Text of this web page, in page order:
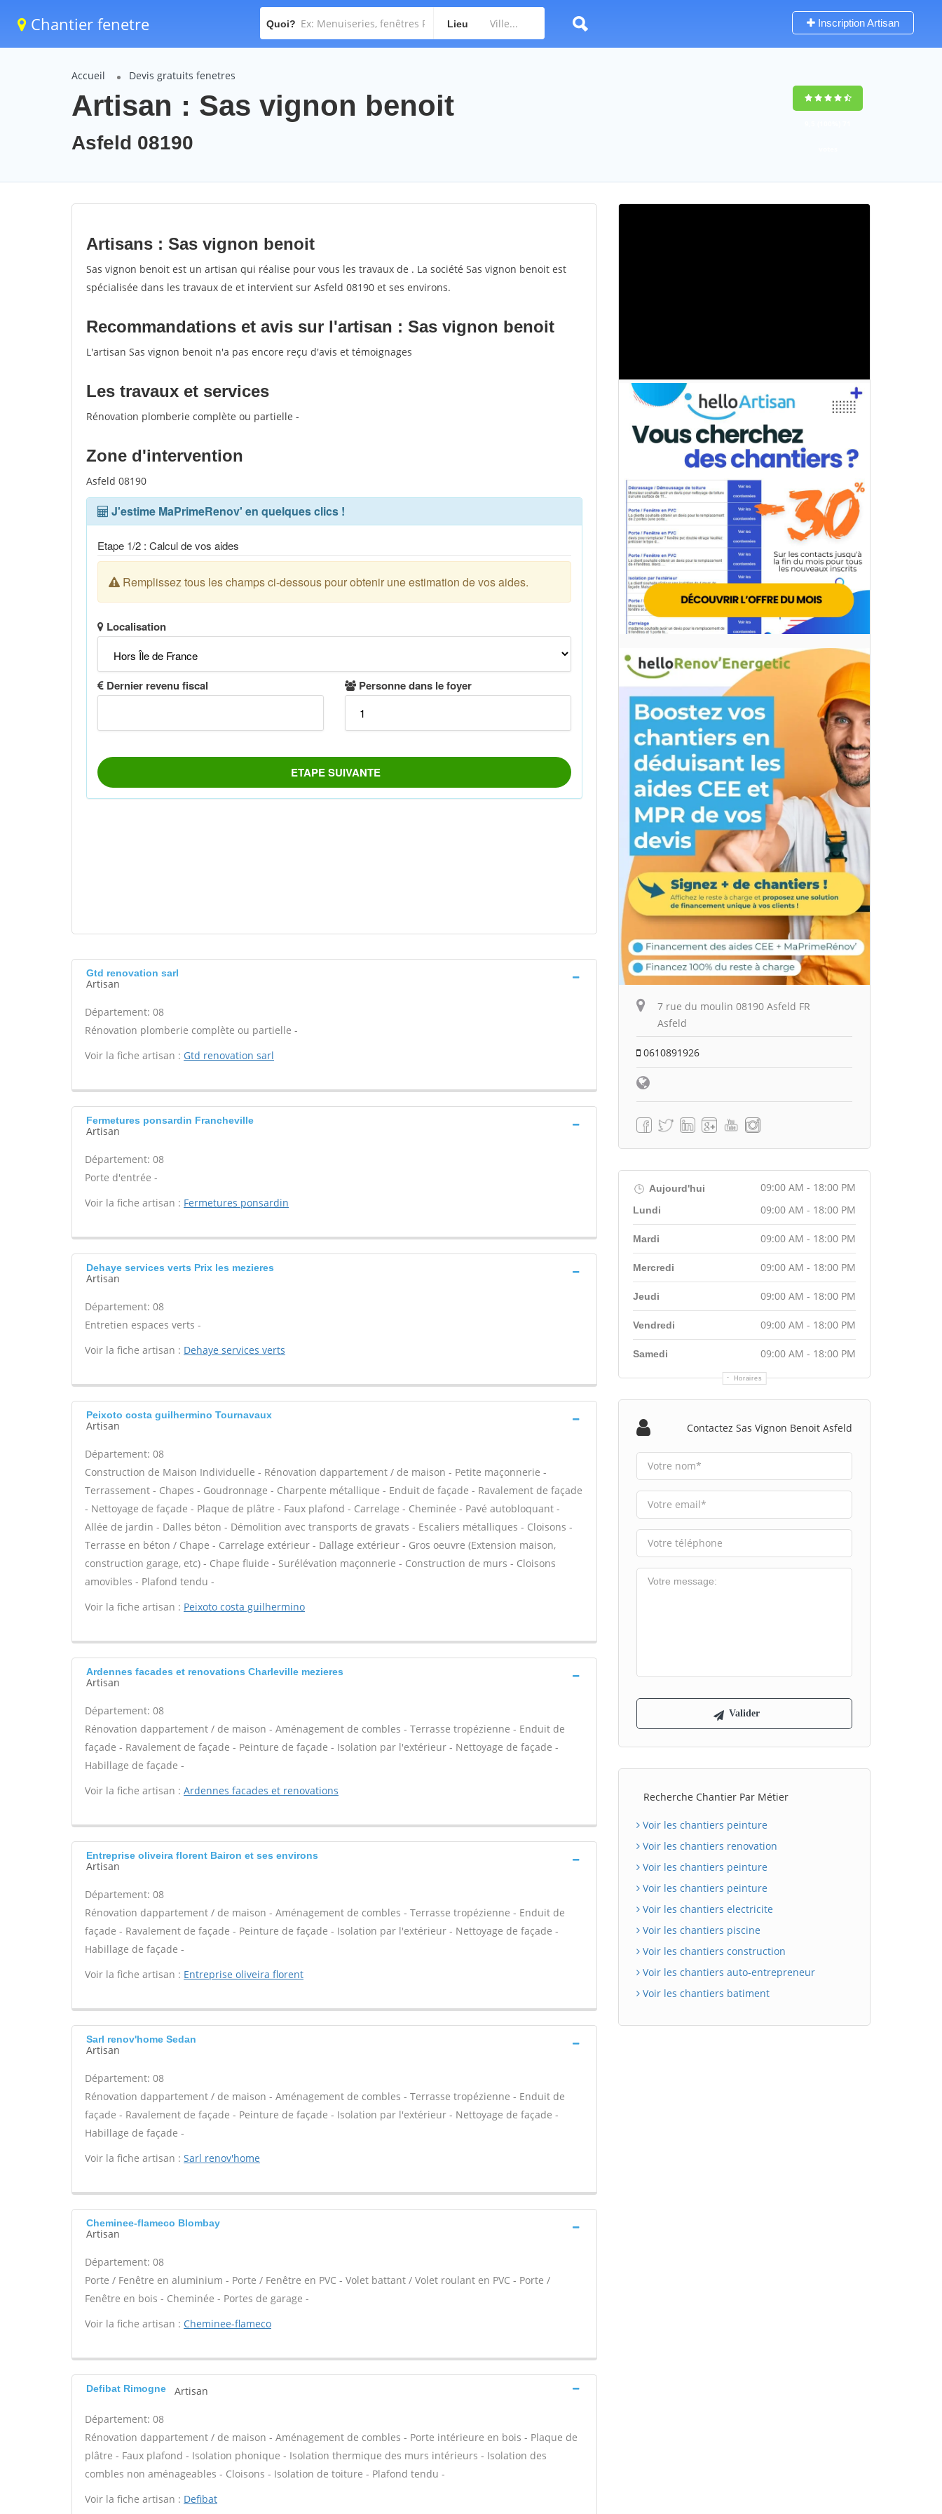
Chantier fenetre Quoi? Lieu Inscription Artisan
Accueil Devis gratuits fenetres
Artisan : Sas vignon benoit
Asfeld 08190
Artisans : Sas vignon benoit
Sas vignon benoit est un artisan qui réalise pour vous les travaux de . La société Sas vignon benoit est
spécialisée dans les travaux de et intervient sur Asfeld 08190 et ses environs.
Recommandations et avis sur l'artisan : Sas vignon benoit
L'artisan Sas vignon benoit n'a pas encore reçu d'avis et témoignages
Les travaux et services
Rénovation plomberie complète ou partielle -
Zone d'intervention
Asfeld 08190
Gtd renovation sarl
Artisan
Département: 08
Rénovation plomberie complète ou partielle -
Voir la fiche artisan : Gtd renovation sarl
Fermetures ponsardin Francheville
Artisan
Département: 08
Porte d'entrée -
Voir la fiche artisan : Fermetures ponsardin
Dehaye services verts Prix les mezieres
Artisan
Département: 08
Entretien espaces verts -
Voir la fiche artisan : Dehaye services verts
Peixoto costa guilhermino Tournavaux
Artisan
Département: 08
Construction de Maison Individuelle - Rénovation dappartement / de maison - Petite maçonnerie -
Terrassement - Chapes - Goudronnage - Charpente métallique - Enduit de façade - Ravalement de façade
- Nettoyage de façade - Plaque de plâtre - Faux plafond - Carrelage - Cheminée - Pavé autobloquant -
Allée de jardin - Dalles béton - Démolition avec transports de gravats - Escaliers métalliques - Cloisons -
Terrasse en béton / Chape - Carrelage extérieur - Dallage extérieur - Gros oeuvre (Extension maison,
construction garage, etc) - Chape fluide - Surélévation maçonnerie - Construction de murs - Cloisons
amovibles - Plafond tendu -
Voir la fiche artisan : Peixoto costa guilhermino
Ardennes facades et renovations Charleville mezieres
Artisan
Département: 08
Rénovation dappartement / de maison - Aménagement de combles - Terrasse tropézienne - Enduit de
façade - Ravalement de façade - Peinture de façade - Isolation par l'extérieur - Nettoyage de façade -
Habillage de façade -
Voir la fiche artisan : Ardennes facades et renovations
Entreprise oliveira florent Bairon et ses environs
Artisan
Département: 08
Rénovation dappartement / de maison - Aménagement de combles - Terrasse tropézienne - Enduit de
façade - Ravalement de façade - Peinture de façade - Isolation par l'extérieur - Nettoyage de façade -
Habillage de façade -
Voir la fiche artisan : Entreprise oliveira florent
Sarl renov'home Sedan
Artisan
Département: 08
Rénovation dappartement / de maison - Aménagement de combles - Terrasse tropézienne - Enduit de
façade - Ravalement de façade - Peinture de façade - Isolation par l'extérieur - Nettoyage de façade -
Habillage de façade -
Voir la fiche artisan : Sarl renov'home
Cheminee-flameco Blombay
Artisan
Département: 08
Porte / Fenêtre en aluminium - Porte / Fenêtre en PVC - Volet battant / Volet roulant en PVC - Porte /
Fenêtre en bois - Cheminée - Portes de garage -
Voir la fiche artisan : Cheminee-flameco
Defibat Rimogne Artisan
Département: 08
Rénovation dappartement / de maison - Aménagement de combles - Porte intérieure en bois - Plaque de
plâtre - Faux plafond - Isolation phonique - Isolation thermique des murs intérieurs - Isolation des
combles non aménageables - Cloisons - Isolation de toiture - Plafond tendu -
Voir la fiche artisan : Defibat
7 rue du moulin 08190 Asfeld FR
Asfeld
0610891926
Aujourd'hui 09:00 AM - 18:00 PM
Horaires
Lundi 09:00 AM - 18:00 PM
Mardi 09:00 AM - 18:00 PM
Mercredi 09:00 AM - 18:00 PM
Jeudi 09:00 AM - 18:00 PM
Vendredi 09:00 AM - 18:00 PM
Samedi 09:00 AM - 18:00 PM
Contactez Sas Vignon Benoit Asfeld
Recherche Chantier Par Métier
Voir les chantiers peinture
Voir les chantiers renovation
Voir les chantiers peinture
Voir les chantiers peinture
Voir les chantiers electricite
Voir les chantiers piscine
Voir les chantiers construction
Voir les chantiers auto-entrepreneur
Voir les chantiers batiment